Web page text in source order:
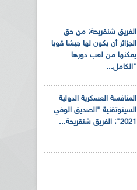
الفريق شنقريحة: من حق
الجزائر أن يكون لها جيشا قويا
يمكنها من لعب دورها
"الكامل...
المنافسة العسكرية الدولية
السينوتقنية "الصديق الوفي
2021": الفريق شنقريحة...